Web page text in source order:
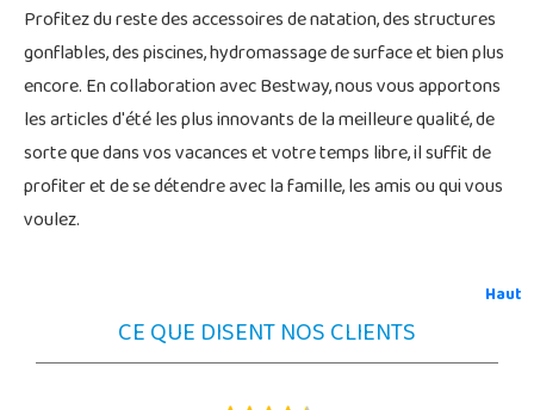
Profitez du reste des accessoires de natation, des structures
gonflables, des piscines, hydromassage de surface et bien plus
encore. En collaboration avec Bestway, nous vous apportons
les articles d'été les plus innovants de la meilleure qualité, de
sorte que dans vos vacances et votre temps libre, il suffit de
profiter et de se détendre avec la famille, les amis ou qui vous
voulez.
Haut
CE QUE DISENT NOS CLIENTS